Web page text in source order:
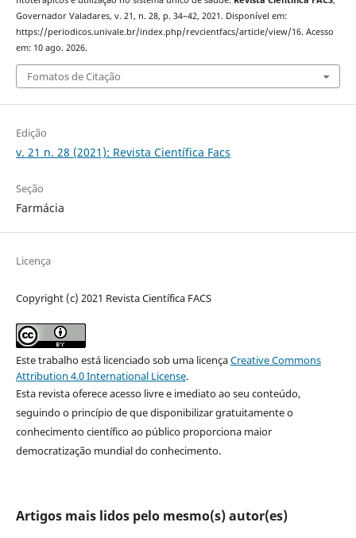
Governador Valadares, v. 21, n. 28, p. 34–42, 2021. Disponível em:
https://periodicos.univale.br/index.php/revcientfacs/article/view/16. Acesso
em: 10 ago. 2026.
Fomatos de Citação
Edição
v. 21 n. 28 (2021): Revista Científica Facs
Seção
Farmácia
Licença
Copyright (c) 2021 Revista Científica FACS
Este trabalho está licenciado sob uma licençaCreative Commons
Attribution 4.0 International License.
Esta revista oferece acesso livre e imediato ao seu conteúdo,
seguindo o princípio de que disponibilizar gratuitamente o
conhecimento científico ao público proporciona maior
democratização mundial do conhecimento.
Artigos mais lidos pelo mesmo(s) autor(es)